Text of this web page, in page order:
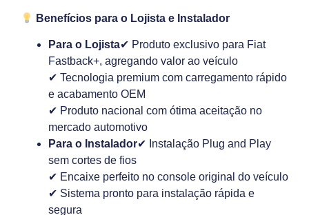
Benefícios para o Lojista e Instalador
Para o Lojista✔ Produto exclusivo para Fiat
Fastback+, agregando valor ao veículo
✔ Tecnologia premium com carregamento rápido
e acabamento OEM
✔ Produto nacional com ótima aceitação no
mercado automotivo
Para o Instalador✔ Instalação Plug and Play
sem cortes de fios
✔ Encaixe perfeito no console original do veículo
✔ Sistema pronto para instalação rápida e
segura